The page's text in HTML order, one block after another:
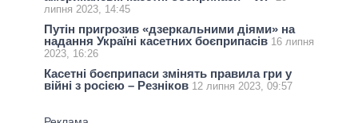
липня 2023, 14:45
Путін пригрозив «дзеркальними діями» на
надання Україні касетних боєприпасів 16 липня
2023, 16:26
Касетні боєприпаси змінять правила гри у
війні з росією – Резніков 12 липня 2023, 09:57